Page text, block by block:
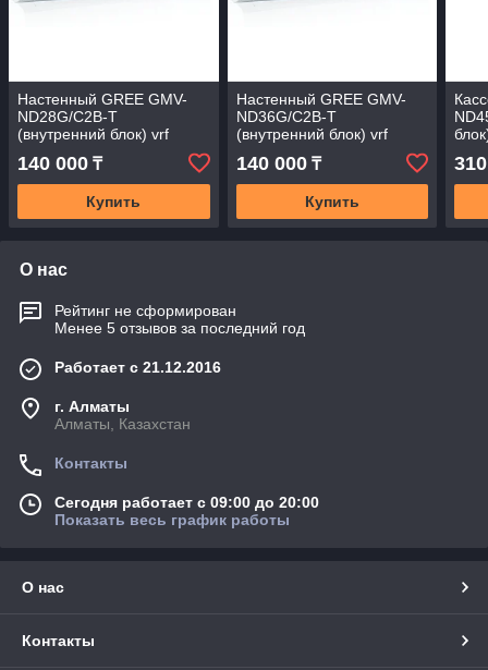
Настенный GREE GMV-
ND28G/C2B-T
(внутренний блок) vrf
140 000 ₸
Купить
Настенный GREE GMV-
ND36G/C2B-T
(внутренний блок) vrf
140 000₸
Купить
О нас
Рейтинг не сформирован
Менее 5 отзывов за последний год
Работает с 21.12.2016
г. Алматы
Алматы, Казахстан
Контакты
Сегодня работает с 09:00 до 20:00
Показать весь график работы
О нас
Контакты